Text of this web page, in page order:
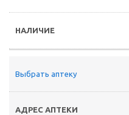
Выбрать аптеку